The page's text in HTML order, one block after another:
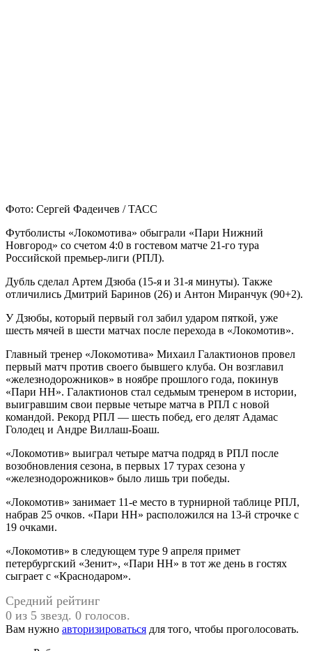
Фото: Сергей Фадеичев / ТАСС
Футболисты «Локомотива» обыграли «Пари Нижний
Новгород» со счетом 4:0 в гостевом матче 21-го тура
Российской премьер-лиги (РПЛ).
Дубль сделал Артем Дзюба (15-я и 31-я минуты). Также
отличились Дмитрий Баринов (26) и Антон Миранчук (90+2).
У Дзюбы, который первый гол забил ударом пяткой, уже
шесть мячей в шести матчах после перехода в «Локомотив».
Главный тренер «Локомотива» Михаил Галактионов провел
первый матч против своего бывшего клуба. Он возглавил
«железнодорожников» в ноябре прошлого года, покинув
«Пари НН». Галактионов стал седьмым тренером в истории,
выигравшим свои первые четыре матча в РПЛ с новой
командой. Рекорд РПЛ — шесть побед, его делят Адамас
Голодец и Андре Виллаш-Боаш.
«Локомотив» выиграл четыре матча подряд в РПЛ после
возобновления сезона, в первых 17 турах сезона у
«железнодорожников» было лишь три победы.
«Локомотив» занимает 11-е место в турнирной таблице РПЛ,
набрав 25 очков. «Пари НН» расположился на 13-й строчке с
19 очками.
«Локомотив» в следующем туре 9 апреля примет
петербургский «Зенит», «Пари НН» в тот же день в гостях
сыграет с «Краснодаром».
Средний рейтинг
0 из 5 звезд. 0 голосов.
Вам нужно авторизироваться для того, чтобы проголосовать.